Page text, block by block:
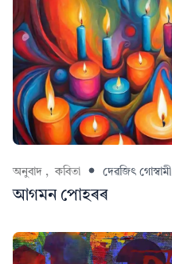
অনুবাদ , কবিতা দেৱজিৎ গোস্বামী
আগমন পোহৰৰ